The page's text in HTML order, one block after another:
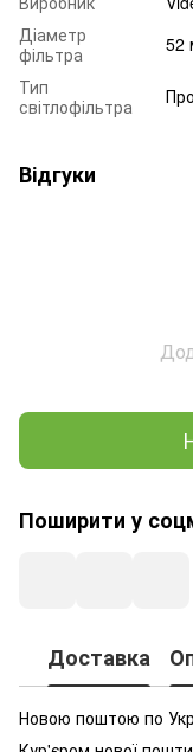
Діаметр
фільтра
52
Тип
світлофільтра
Відгуки
Поширити у
Доставка
Новою поштою по